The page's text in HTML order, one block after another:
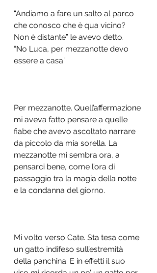
“Andiamo a fare un salto al parco
che conosco che è qua vicino?
Non è distante” le avevo detto.
“No Luca, per mezzanotte devo
essere a casa”
Per mezzanotte. Quell’affermazione
mi aveva fatto pensare a quelle
fiabe che avevo ascoltato narrare
da piccolo da mia sorella. La
mezzanotte mi sembra ora, a
pensarci bene, come l’ora di
passaggio tra la magia della notte
e la condanna del giorno.
Mi volto verso Cate. Sta tesa come
un gatto indifeso sull’estremità
della panchina. E in effetti il suo